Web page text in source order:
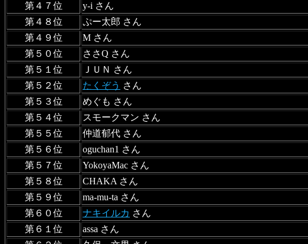
第４７位
y-i さん
第４８位
ぷー太郎 さん
第４９位
M さん
第５０位
ささQ さん
第５１位
ＪＵＮ さん
第５２位
たくぞう さん
第５３位
めぐも さん
第５４位
スモークマン さん
第５５位
仲道郁代 さん
第５６位
oguchan1 さん
第５７位
YokoyaMac さん
第５８位
CHAKA さん
第５９位
ma-mu-ta さん
第６０位
ナキイルカ さん
第６１位
assa さん